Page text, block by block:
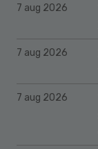
7 aug 2026
7 aug 2026
7 aug 2026